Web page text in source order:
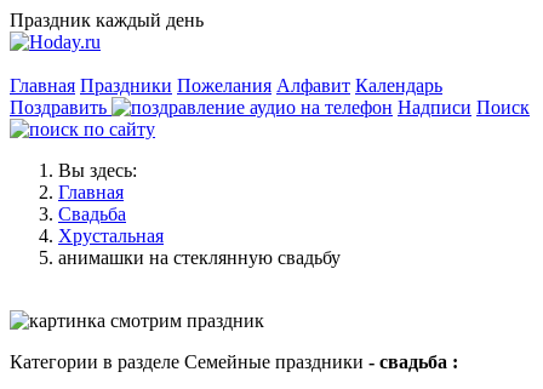
Праздник каждый день
Главная Праздники Пожелания Алфавит Календарь
Поздравить
Надписи Поиск
Вы здесь:
Главная
Свадьба
Хрустальная
анимашки на стеклянную свадьбу
Категории в разделе Семейные праздники - свадьба :